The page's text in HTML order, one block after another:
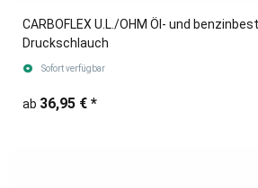
CARBOFLEX U.L./OHM Öl- und
Druckschlauch
Sofort verfügbar
ab 36,95 € *